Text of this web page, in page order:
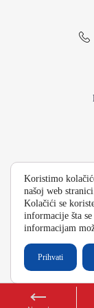
Koristimo
našoj web
Kolačići se
informacije šta
informacijam
Prihvati